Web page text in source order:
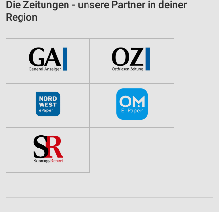
Die Zeitungen - unsere Partner in deiner
Region